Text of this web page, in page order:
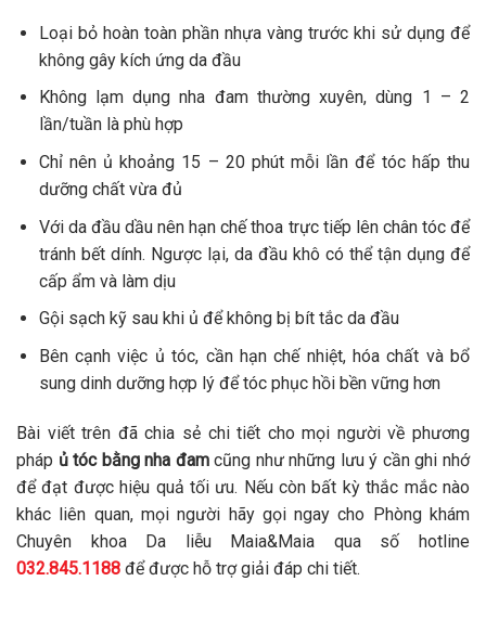
Loại bỏ hoàn toàn phần nhựa vàng trước khi sử dụng để
không gây kích ứng da đầu
Không lạm dụng nha đam thường xuyên, dùng 1 – 2
lần/tuần là phù hợp
Chỉ nên ủ khoảng 15 – 20 phút mỗi lần để tóc hấp thu
dưỡng chất vừa đủ
Với da đầu dầu nên hạn chế thoa trực tiếp lên chân tóc để
tránh bết dính. Ngược lại, da đầu khô có thể tận dụng để
cấp ẩm và làm dịu
Gội sạch kỹ sau khi ủ để không bị bít tắc da đầu
Bên cạnh việc ủ tóc, cần hạn chế nhiệt, hóa chất và bổ
sung dinh dưỡng hợp lý để tóc phục hồi bền vững hơn
Bài viết trên đã chia sẻ chi tiết cho mọi người về phương
pháp ủ tóc bằng nha đamcũng như những lưu ý cần ghi nhớ
để đạt được hiệu quả tối ưu. Nếu còn bất kỳ thắc mắc nào
khác liên quan, mọi người hãy gọi ngay cho Phòng khám
Chuyên khoa Da liễu Maia&Maia qua số hotline
032.845.1188 để được hỗ trợ giải đáp chi tiết.